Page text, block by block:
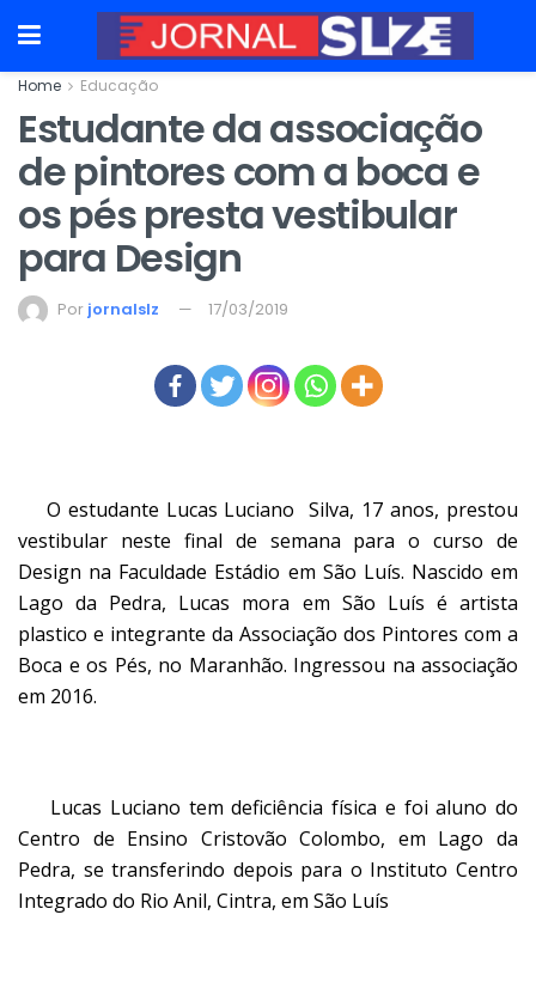
Home Educação
Estudante da associação
de pintores com a boca e
os pés presta vestibular
para Design
Por jornalslz 17/03/2019
O estudante Lucas Luciano Silva, 17 anos, prestou
vestibular neste final de semana para o curso de
Design na Faculdade Estádio em São Luís. Nascido em
Lago da Pedra, Lucas mora em São Luís é artista
plastico e integrante da Associação dos Pintores com a
Boca e os Pés, no Maranhão. Ingressou na associação
em 2016.
Lucas Luciano tem deficiência física e foi aluno do
Centro de Ensino Cristovão Colombo, em Lago da
Pedra, se transferindo depois para o Instituto Centro
Integrado do Rio Anil, Cintra, em São Luís